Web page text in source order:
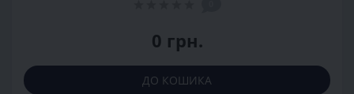
0 грн.
ДО КОШИКА